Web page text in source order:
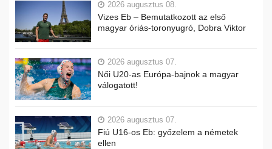
2026 augusztus 08.
Vizes Eb – Bemutatkozott az első
magyar óriás-toronyugró, Dobra Viktor
2026 augusztus 07.
Női U20-as Európa-bajnok a magyar
válogatott!
2026 augusztus 07.
Fiú U16-os Eb: győzelem a németek
ellen